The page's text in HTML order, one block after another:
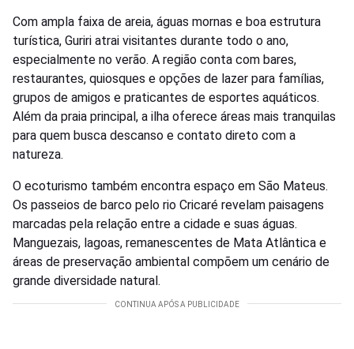
Com ampla faixa de areia, águas mornas e boa estrutura
turística, Guriri atrai visitantes durante todo o ano,
especialmente no verão. A região conta com bares,
restaurantes, quiosques e opções de lazer para famílias,
grupos de amigos e praticantes de esportes aquáticos.
Além da praia principal, a ilha oferece áreas mais tranquilas
para quem busca descanso e contato direto com a
natureza.
O ecoturismo também encontra espaço em São Mateus.
Os passeios de barco pelo rio Cricaré revelam paisagens
marcadas pela relação entre a cidade e suas águas.
Manguezais, lagoas, remanescentes de Mata Atlântica e
áreas de preservação ambiental compõem um cenário de
grande diversidade natural.